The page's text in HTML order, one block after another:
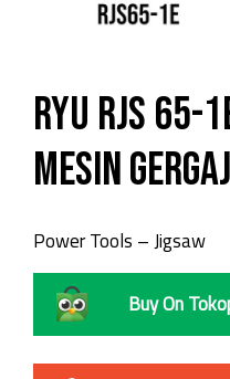
RYU RJS
Mesin
Power Tools – Jigsaw
Buy On